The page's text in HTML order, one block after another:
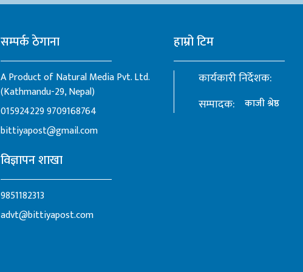
सम्पर्क ठेगाना
A Product of Natural Media Pvt. Ltd.
(Kathmandu-29, Nepal)
0159242299709168764
bittiyapost@gmail.com
विज्ञापन शाखा
9851182313
advt@bittiyapost.com
हाम्रो टिम
कार्यकारी निर्देशक:
सम्पादक:
काजी श्रेष्ठ